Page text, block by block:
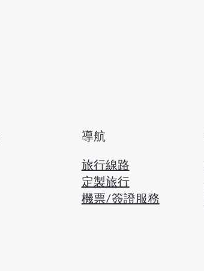
導航
旅行線路
定製旅行
​機票/簽證服務